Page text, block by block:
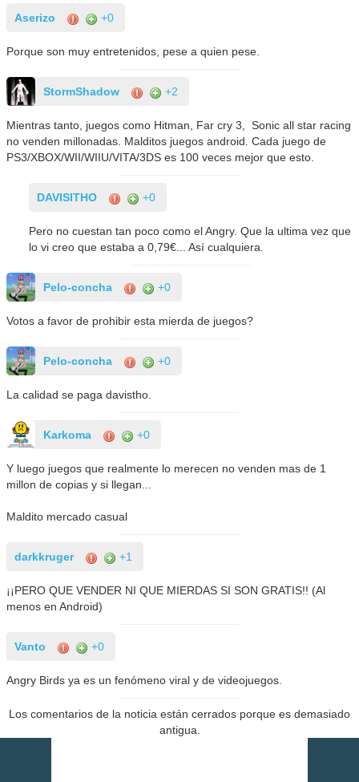
Aserizo +0
Porque son muy entretenidos, pese a quien pese.
StormShadow +2
Mientras tanto, juegos como Hitman, Far cry 3, Sonic all star racing
no venden millonadas. Malditos juegos android. Cada juego de
PS3/XBOX/WII/WIIU/VITA/3DS es 100 veces mejor que esto.
DAVISITHO +0
Pero no cuestan tan poco como el Angry. Que la ultima vez que
lo vi creo que estaba a 0,79€... Así cualquiera.
Pelo-concha +0
Votos a favor de prohibir esta mierda de juegos?
Pelo-concha +0
La calidad se paga davistho.
Karkoma +0
Y luego juegos que realmente lo merecen no venden mas de 1
millon de copias y si llegan...
Maldito mercado casual
darkkruger +1
¡¡PERO QUE VENDER NI QUE MIERDAS SI SON GRATIS!! (Al
menos en Android)
Vanto +0
Angry Birds ya es un fenómeno viral y de videojuegos.
Los comentarios de la noticia están cerrados porque es demasiado
antigua.